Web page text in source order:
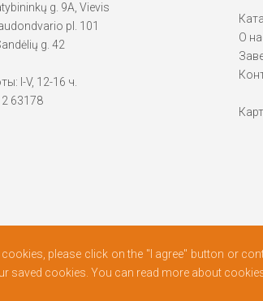
g. 9A, Vievis
pl. 101
g. 42
I-V, 12-16 ч.
63178
О
please click on the "I agree" button or
saved cookies. You can read more about